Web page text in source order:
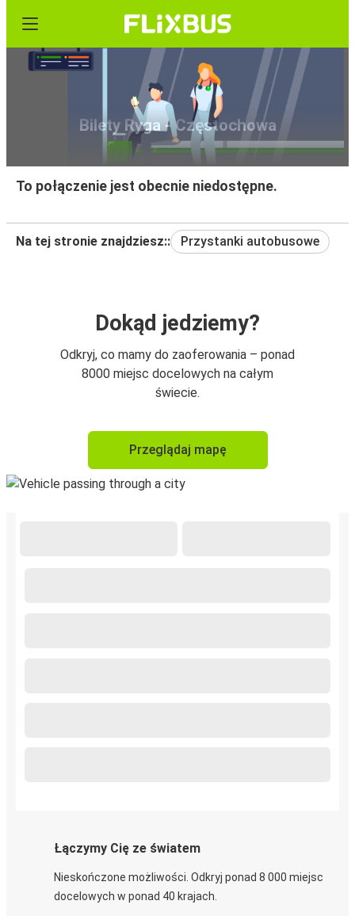
Bilety Ryga - Częstochowa
To połączenie jest obecnie niedostępne.
Na tej stronie znajdziesz:: Przystanki autobusowe
Dokąd jedziemy?
Odkryj, co mamy do zaoferowania – ponad
8000 miejsc docelowych na całym
świecie.
Przeglądaj mapę
Łączymy Cię ze światem
Nieskończone możliwości. Odkryj ponad 8 000 miejsc
docelowych w ponad 40 krajach.